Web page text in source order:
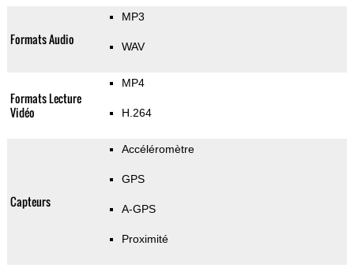
Formats Audio
MP3
WAV
Formats Lecture
Vidéo
MP4
H.264
Capteurs
Accéléromètre
GPS
A-GPS
Proximité